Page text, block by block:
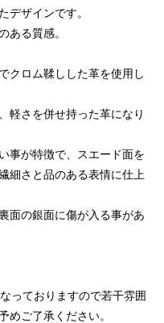
デザインです。
ある質感。
クロム鞣しした革を使用し
軽さを併せ持った革になり
事が特徴で、スエード面を
細さと品のある表情に仕上
面の銀面に傷が入る事があ
っておりますので若干雰囲
めご了承ください。